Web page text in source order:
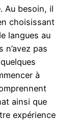
Au besoin, il
choisissant
langues au
n’avez pas
à
ainsi que
expérience